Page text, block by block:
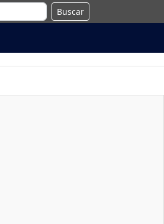
Buscar